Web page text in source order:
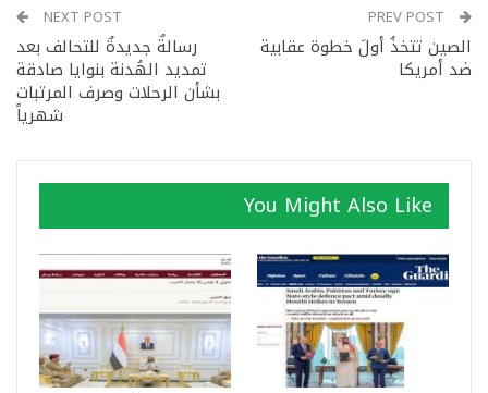
الصين تتخذُ أولَ خطوة عقابية
ضد أمريكا
NEXT POST
رسالةٌ جديدةٌ للتحالف بعد
تمديد الهُدنة بنوايا صادقة
بشأن الرحلات وصرف المرتبات
شهرياً
You Might Also Like